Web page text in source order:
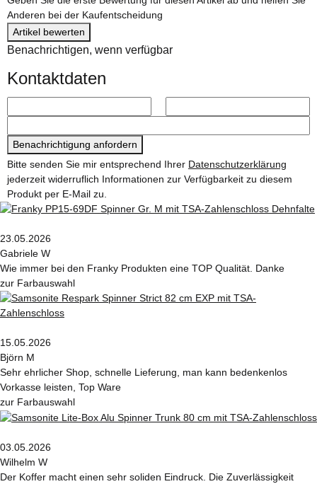
Anderen bei der Kaufentscheidung
Artikel bewerten
Benachrichtigen, wenn verfügbar
Kontaktdaten
Benachrichtigung anfordern
Bitte senden Sie mir entsprechend Ihrer Datenschutzerklärung
jederzeit widerruflich Informationen zur Verfügbarkeit zu diesem
Produkt per E-Mail zu.
23.05.2026
Gabriele W
Wie immer bei den Franky Produkten eine TOP Qualität. Danke
zur Farbauswahl
15.05.2026
Björn M
Sehr ehrlicher Shop, schnelle Lieferung, man kann bedenkenlos
Vorkasse leisten, Top Ware
zur Farbauswahl
03.05.2026
Wilhelm W
Der Koffer macht einen sehr soliden Eindruck. Die Zuverlässigkeit